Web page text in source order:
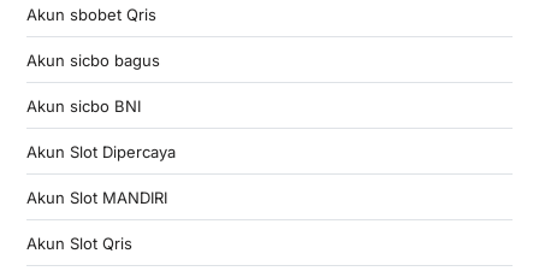
Akun sbobet Qris
Akun sicbo bagus
Akun sicbo BNI
Akun Slot Dipercaya
Akun Slot MANDIRI
Akun Slot Qris